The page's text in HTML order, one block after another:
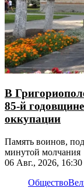
В
85-й
оккупации
Память воинов,
минутой молчания
06 Авг., 2026, 16:30
Общество